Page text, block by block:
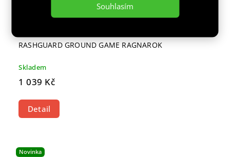
Souhlasím
RASHGUARD GROUND GAME RAGNAROK
Skladem
1 039 Kč
Detail
Novinka